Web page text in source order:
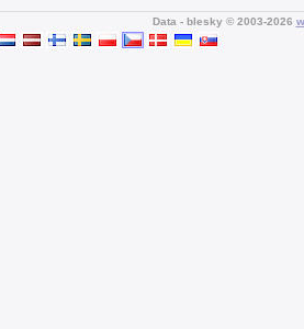
Data - blesky © 2003-2026